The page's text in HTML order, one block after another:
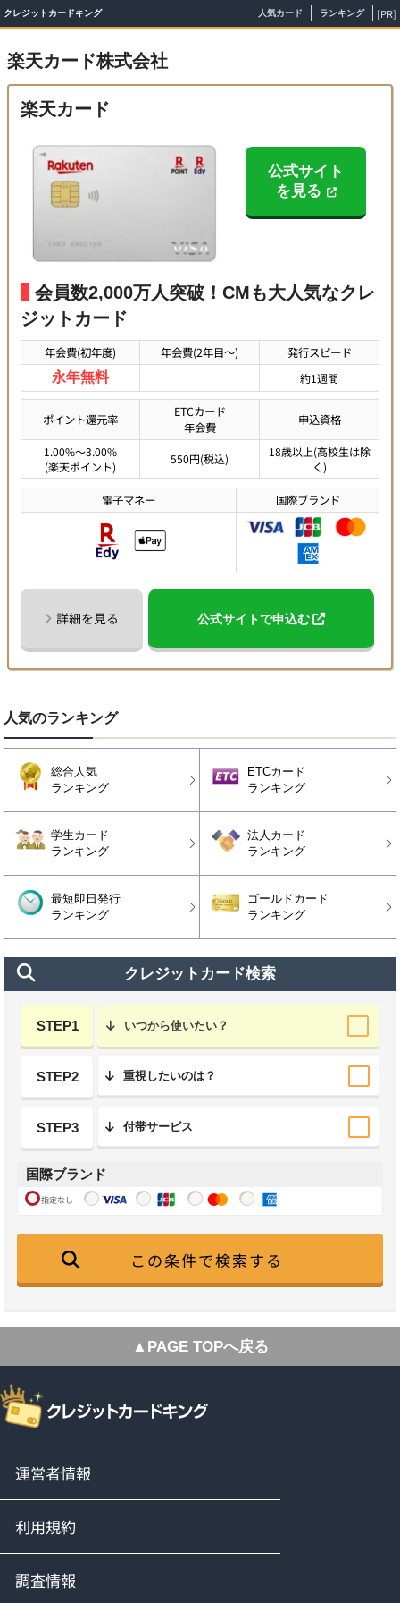
クレジットカードキング 人気カード ランキング [PR]
楽天カード株式会社
楽天カード
公式サイト
を見る
会員数2,000万人突破！CMも大人気なクレ
ジットカード
年会費(初年度) 年会費(2年目～) 発行スピード
永年無料 約1週間
ポイント還元率
ETCカード
年会費
申込資格
1.00%～3.00%
(楽天ポイント)
550円(税込)
18歳以上(高校生は除
く)
電子マネー 国際ブランド
公式サイトで申込む
詳細を見る
人気のランキング
総合人気
ランキング
ETCカード
ランキング
学生カード
ランキング
法人カード
ランキング
最短即日発行
ランキング
ゴールドカード
ランキング
クレジットカード検索
STEP1 いつから使いたい？
STEP2 重視したいのは？
STEP3 付帯サービス
国際ブランド
指定なし
この条件で検索する
▲PAGE TOPへ戻る
運営者情報
利用規約
調査情報